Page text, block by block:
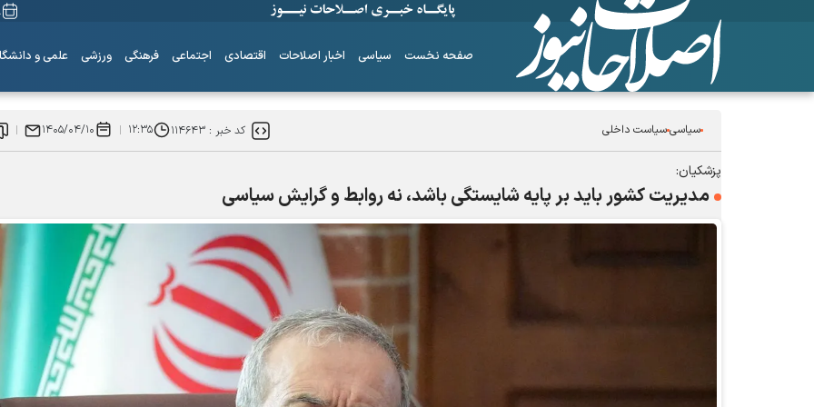
صفحه نخست سیاسی اخبار اصلاحات اقتصادی اجتماعی فرهنگی ورزشی علمی و
سیاسیسیاست داخلی کد خبر :۱۱۴۶۴۳ ۱۲:۳۵ ۱۴۰۵/۰۴/۱۰
پزشکیان:
مدیریت کشور باید بر پایه شایستگی باشد، نه روابط و گرایش‌ سیاسی
ساز‌های همیشه ناکوک!